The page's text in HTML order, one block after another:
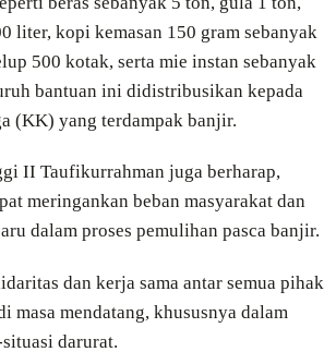
liter, kopi kemasan 150 gram sebanyak
500 kotak, serta mie instan sebanyak
bantuan ini didistribusikan kepada
(KK) yang terdampak banjir.
II Taufikurrahman juga berharap,
meringankan beban masyarakat dan
dalam proses pemulihan pasca banjir.
dan kerja sama antar semua pihak
masa mendatang, khususnya dalam
darurat.